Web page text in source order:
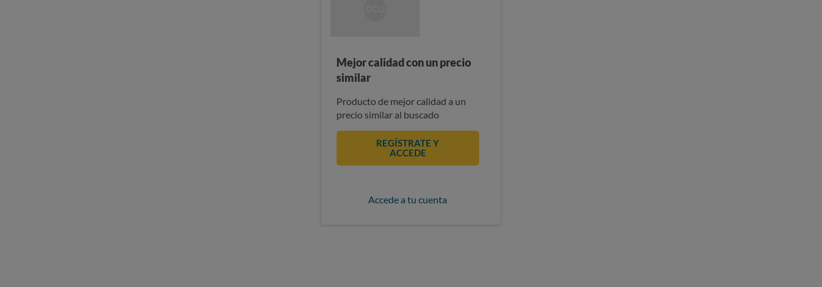
Mejor calidad con un precio
similar
Producto de mejor calidad a un
precio similar al buscado
REGÍSTRATE Y
ACCEDE
Accede a tu cuenta